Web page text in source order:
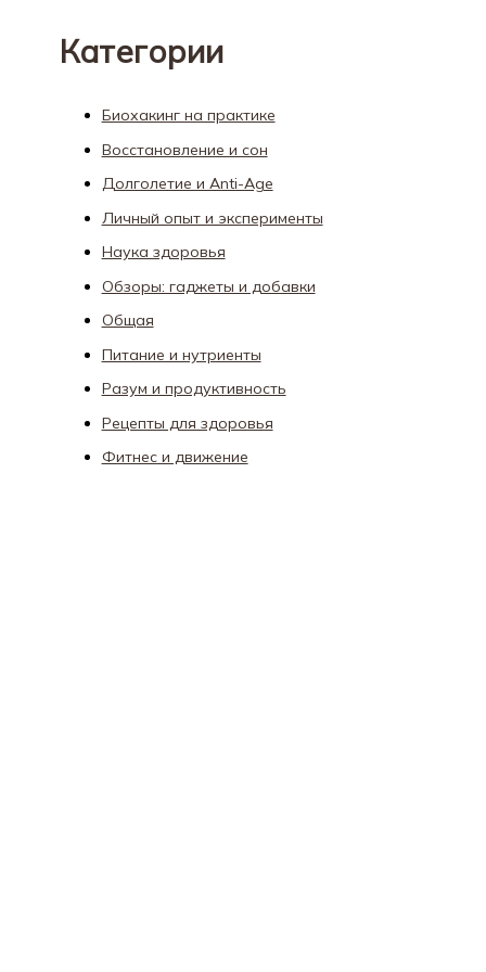
Категории
Биохакинг на практике
Восстановление и сон
Долголетие и Anti-Age
Личный опыт и эксперименты
Наука здоровья
Обзоры: гаджеты и добавки
Общая
Питание и нутриенты
Разум и продуктивность
Рецепты для здоровья
Фитнес и движение